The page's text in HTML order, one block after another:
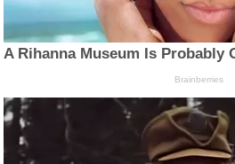
A Rihanna Museum Is Probably
Brainberries